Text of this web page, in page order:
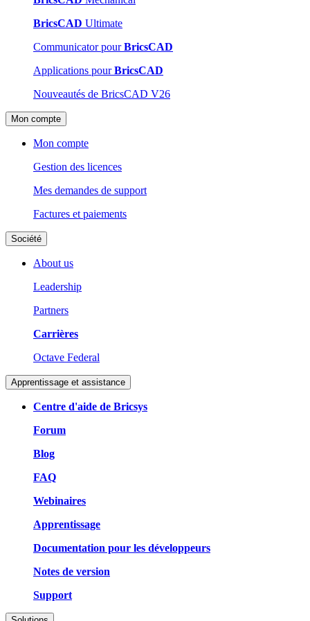
BricsCAD Ultimate
Communicator pourBricsCAD
Applications pourBricsCAD
Nouveautés de BricsCAD V26
Mon compte
Mon compte
Gestion des licences
Mes demandes de support
Factures et paiements
Société
About us
Leadership
Partners
Carrières
Octave Federal
Apprentissage et assistance
Centre d'aide de Bricsys
Forum
Blog
FAQ
Webinaires
Apprentissage
Documentation pour les développeurs
Notes de version
Support